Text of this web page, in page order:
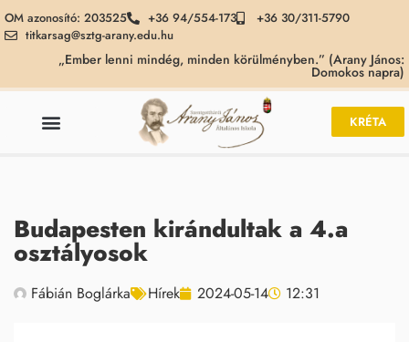
OM azonosító: 203525 +36 94/554-173
+36 30/311-5790
titkarsag@sztg-arany.edu.hu
„Ember lenni mindég, minden körülményben.” (Arany János:
Domokos napra)
KRÉTA
Budapesten kirándultak a 4.a
osztályosok
Fábián Boglárka Hírek 2024-05-14 12:31